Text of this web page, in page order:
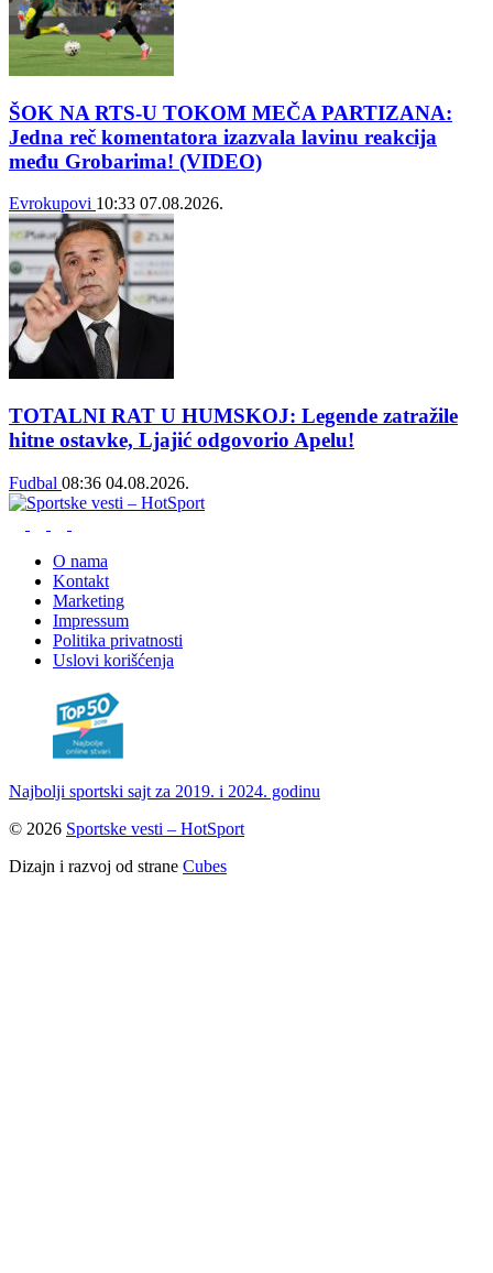
ŠOK NA RTS-U TOKOM MEČA PARTIZANA:
Jedna reč komentatora izazvala lavinu reakcija
među Grobarima! (VIDEO)
Evrokupovi 10:33 07.08.2026.
TOTALNI RAT U HUMSKOJ: Legende zatražile
hitne ostavke, Ljajić odgovorio Apelu!
Fudbal 08:36 04.08.2026.
O nama
Kontakt
Marketing
Impressum
Politika privatnosti
Uslovi korišćenja
Najbolji sportski sajt za 2019. i 2024. godinu
© 2026 Sportske vesti – HotSport
Dizajn i razvoj od strane Cubes